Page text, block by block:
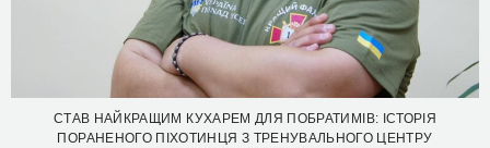
СТАВ НАЙКРАЩИМ КУХАРЕМ ДЛЯ ПОБРАТИМІВ: ІСТОРІЯ
ПОРАНЕНОГО ПІХОТИНЦЯ З ТРЕНУВАЛЬНОГО ЦЕНТРУ